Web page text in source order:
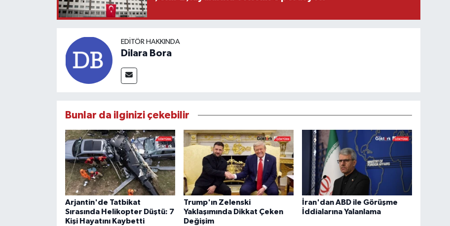
EDITÖR HAKKINDA
Dilara Bora
Bunlar da ilginizi çekebilir
Arjantin'de Tatbikat
Sırasında Helikopter Düştü: 7
Kişi Hayatını Kaybetti
Trump'ın Zelenski
Yaklaşımında Dikkat Çeken
Değişim
İran'dan ABD ile Görüşme
İddialarına Yalanlama